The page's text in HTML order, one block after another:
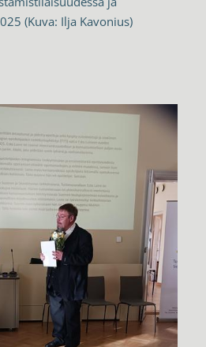
(Kuva: Ilja Kavonius)